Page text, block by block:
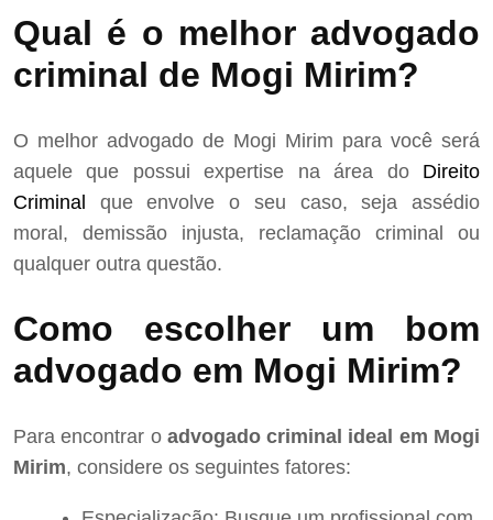
Qual é o melhor advogado
criminal de Mogi Mirim?
O melhor advogado de Mogi Mirim para você será
aquele que possui expertise na área do Direito
Criminal que envolve o seu caso, seja assédio
moral, demissão injusta, reclamação criminal ou
qualquer outra questão.
Como escolher um bom
advogado em Mogi Mirim?
Para encontrar o advogado criminal ideal em Mogi
Mirim, considere os seguintes fatores: